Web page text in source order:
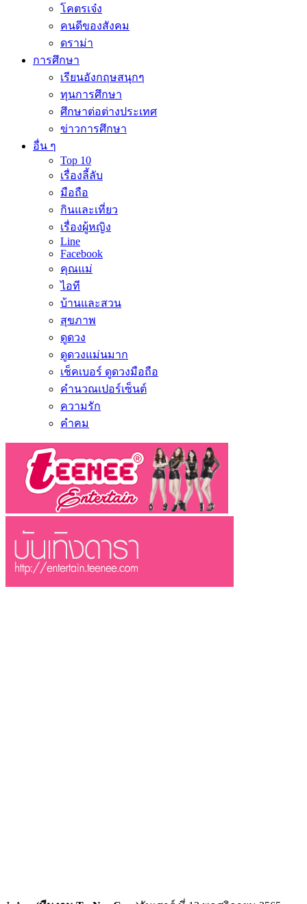
โคตรเจ๋ง
คนดีของสังคม
ดราม่า
การศึกษา
เรียนอังกฤษสนุกๆ
ทุนการศึกษา
ศึกษาต่อต่างประเทศ
ข่าวการศึกษา
อื่น ๆ
Top 10
เรื่องลี้ลับ
มือถือ
กินและเที่ยว
เรื่องผู้หญิง
Line
Facebook
คุณแม่
ไอที
บ้านและสวน
สุขภาพ
ดูดวง
ดูดวงแม่นมาก
เช็คเบอร์ ดูดวงมือถือ
คำนวณเปอร์เซ็นต์
ความรัก
คำคม